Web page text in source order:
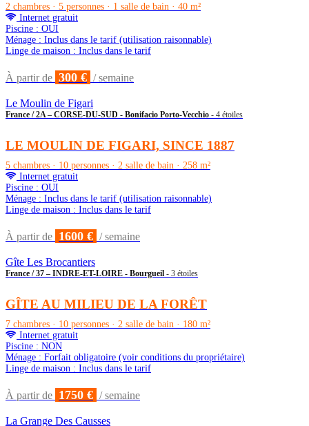
2 chambres · 5 personnes · 1 salle de bain · 40 m²
Internet gratuit
Piscine : OUI
Ménage : Inclus dans le tarif (utilisation raisonnable)
Linge de maison : Inclus dans le tarif
À partir de 300 € / semaine
Le Moulin de Figari
France / 2A – CORSE-DU-SUD - Bonifacio Porto-Vecchio - 4 étoiles
LE MOULIN DE FIGARI, SINCE 1887
5 chambres · 10 personnes · 2 salle de bain · 258 m²
Internet gratuit
Piscine : OUI
Ménage : Inclus dans le tarif (utilisation raisonnable)
Linge de maison : Inclus dans le tarif
À partir de 1600 € / semaine
Gîte Les Brocantiers
France / 37 – INDRE-ET-LOIRE - Bourgueil - 3 étoiles
GÎTE AU MILIEU DE LA FORÊT
7 chambres · 10 personnes · 2 salle de bain · 180 m²
Internet gratuit
Piscine : NON
Ménage : Forfait obligatoire (voir conditions du propriétaire)
Linge de maison : Inclus dans le tarif
À partir de 1750 € / semaine
La Grange Des Causses